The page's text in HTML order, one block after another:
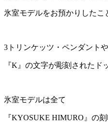
氷室モデルをお預かりしたこ
3トリンケッツ・ペンダントや
『K 』の文字が彫刻されたド
氷室モデルは全て
『KYOSUKE HIMURO 』の